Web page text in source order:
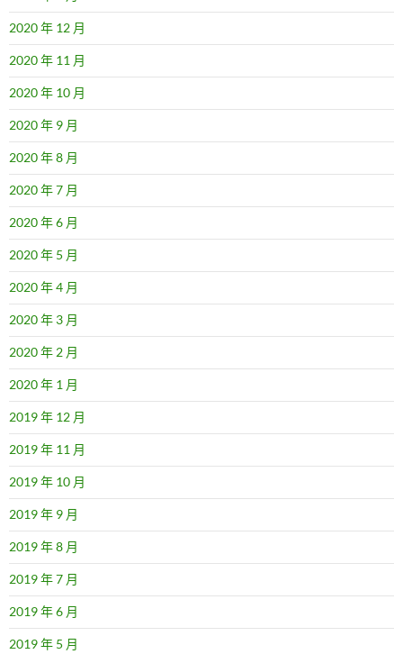
2020 年 12 月
2020 年 11 月
2020 年 10 月
2020 年 9 月
2020 年 8 月
2020 年 7 月
2020 年 6 月
2020 年 5 月
2020 年 4 月
2020 年 3 月
2020 年 2 月
2020 年 1 月
2019 年 12 月
2019 年 11 月
2019 年 10 月
2019 年 9 月
2019 年 8 月
2019 年 7 月
2019 年 6 月
2019 年 5 月